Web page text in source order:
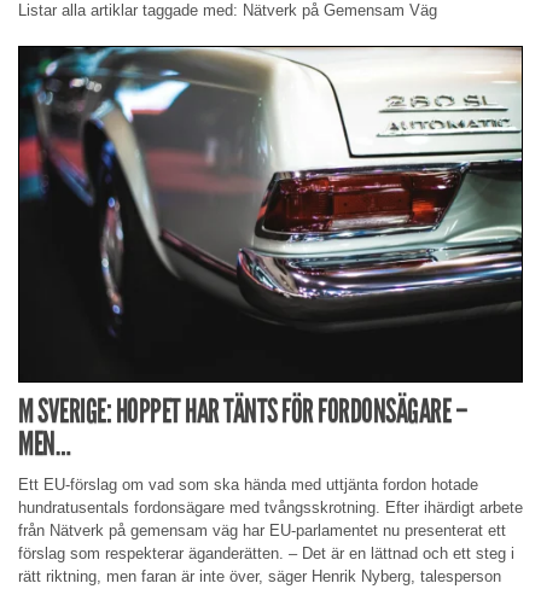
Listar alla artiklar taggade med: Nätverk på Gemensam Väg
M SVERIGE: HOPPET HAR TÄNTS FÖR FORDONSÄGARE –
MEN…
Ett EU-förslag om vad som ska hända med uttjänta fordon hotade
hundratusentals fordonsägare med tvångsskrotning. Efter ihärdigt arbete
från Nätverk på gemensam väg har EU-parlamentet nu presenterat ett
förslag som respekterar äganderätten. – Det är en lättnad och ett steg i
rätt riktning, men faran är inte över, säger Henrik Nyberg, talesperson